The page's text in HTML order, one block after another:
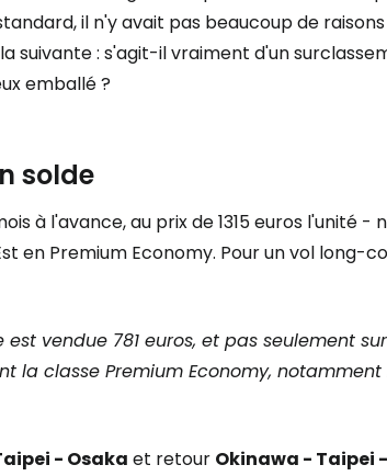
il n'y avait pas beaucoup de
suivante : s'agit-il vraiment d'un
emballé ?
solde
à l'avance, au prix de 1315 euros l'unité -
en Premium Economy. Pour un vol long-
vendue 781 euros, et pas seulement
la classe Premium Economy, notamment
- Osaka et retour Okinawa - Taipei